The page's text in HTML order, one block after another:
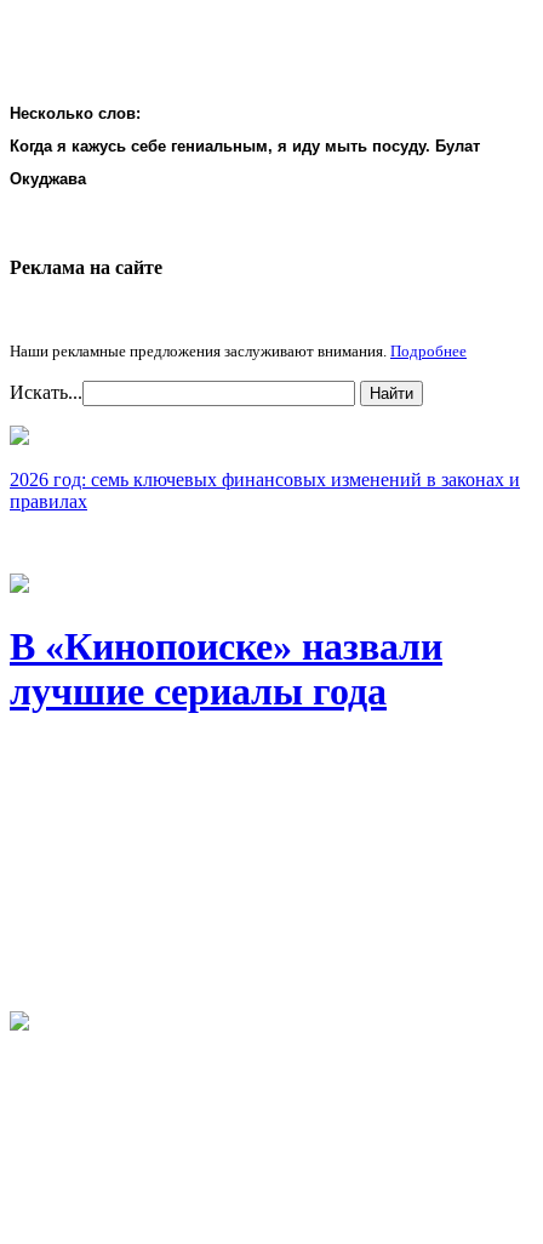
Несколько слов:
Когда я кажусь себе гениальным, я иду мыть посуду. Булат
Окуджава
Реклама на cайте
Наши рекламные предложения заслуживают внимания. Подробнее
Искать... Найти
2026 год: семь ключевых финансовых изменений в законах и
правилах
В «Кинопоиске» назвали
лучшие сериалы года